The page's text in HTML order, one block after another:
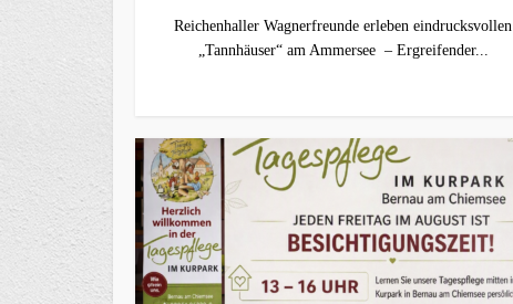
Reichenhaller Wagnerfreunde erleben eindrucksvollen
„Tannhäuser“ am Ammersee – Ergreifender...